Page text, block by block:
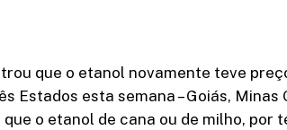
que o etanol novamente teve
Estados esta semana – Goiás, Minas
o etanol de cana ou de milho, por